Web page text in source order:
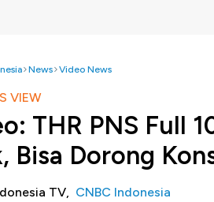
News Video News
VIEW
THR PNS Full
Bisa Dorong
TV, CNBC Indonesia